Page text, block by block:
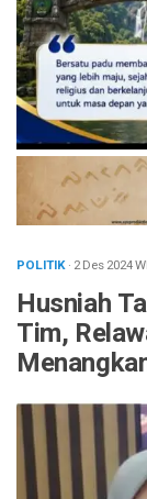
POLITIK· 2 Des 2024
Husniah
Tim,